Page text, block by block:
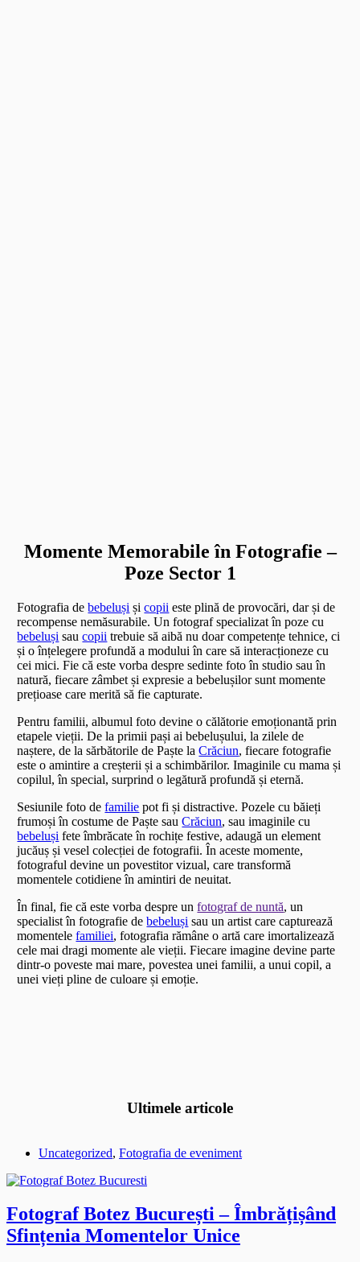
Momente Memorabile în Fotografie –
Poze Sector 1
Fotografia debebeluși șicopii este plină de provocări, dar și de
recompense nemăsurabile. Un fotograf specializat în poze cu
bebeluși saucopii trebuie să aibă nu doar competențe tehnice, ci
și o înțelegere profundă a modului în care să interacționeze cu
cei mici. Fie că este vorba despre sedinte foto în studio sau în
natură, fiecare zâmbet și expresie a bebelușilor sunt momente
prețioase care merită să fie capturate.
Pentru familii, albumul foto devine o călătorie emoționantă prin
etapele vieții. De la primii pași ai bebelușului, la zilele de
naștere, de la sărbătorile de Paște laCrăciun, fiecare fotografie
este o amintire a creșterii și a schimbărilor. Imaginile cu mama și
copilul, în special, surprind o legătură profundă și eternă.
Sesiunile foto defamilie pot fi și distractive. Pozele cu băieți
frumoși în costume de Paște sauCrăciun, sau imaginile cu
bebeluși fete îmbrăcate în rochițe festive, adaugă un element
jucăuș și vesel colecției de fotografii. În aceste momente,
fotograful devine un povestitor vizual, care transformă
momentele cotidiene în amintiri de neuitat.
În final, fie că este vorba despre unfotograf de nuntă, un
specialist în fotografie debebeluși sau un artist care capturează
momentelefamiliei, fotografia rămâne o artă care imortalizează
cele mai dragi momente ale vieții. Fiecare imagine devine parte
dintr-o poveste mai mare, povestea unei familii, a unui copil, a
unei vieți pline de culoare și emoție.
Ultimele articole
Uncategorized, Fotografia de eveniment
Fotograf Botez București – Îmbrățișând
Sfințenia Momentelor Unice